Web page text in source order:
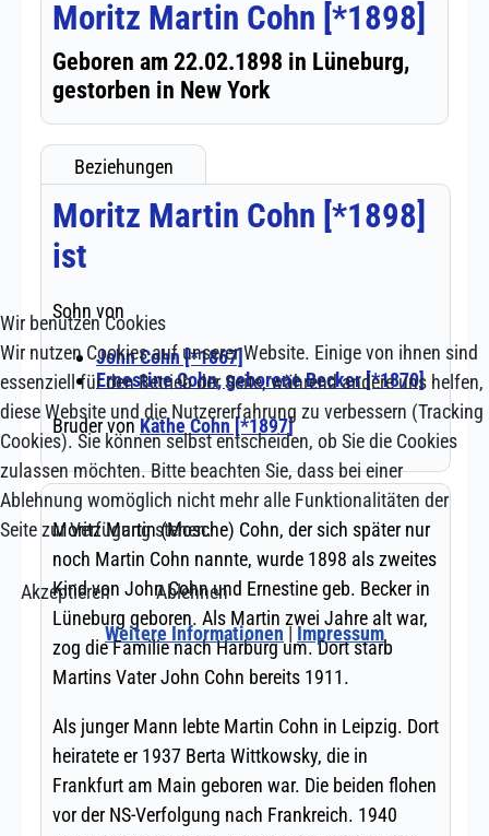
Wir benutzen Cookies
Wir nutzen Cookies auf unserer Website. Einige von ihnen sind
essenziell für den Betrieb der Seite, während andere uns helfen,
diese Website und die Nutzererfahrung zu verbessern (Tracking
Cookies). Sie können selbst entscheiden, ob Sie die Cookies
zulassen möchten. Bitte beachten Sie, dass bei einer
Ablehnung womöglich nicht mehr alle Funktionalitäten der
Seite zur Verfügung stehen.
Akzeptieren
Ablehnen
Weitere Informationen | Impressum